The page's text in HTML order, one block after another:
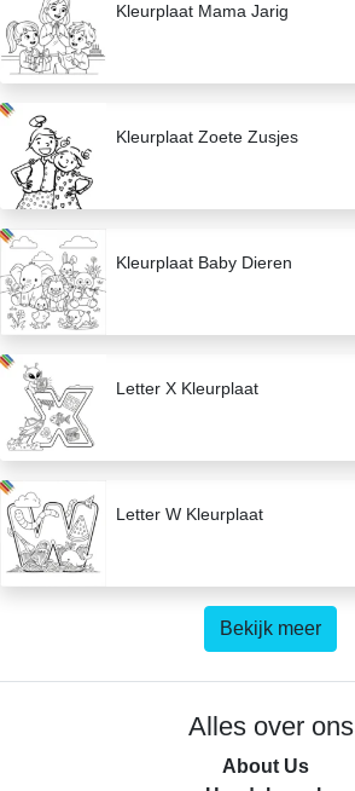
Kleurplaat Mama Jarig
Kleurplaat Zoete Zusjes
Kleurplaat Baby Dieren
Letter X Kleurplaat
Letter W Kleurplaat
Bekijk meer
Alles over ons
About Us